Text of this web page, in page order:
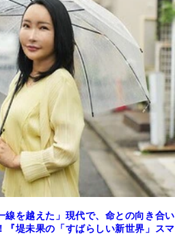
線を越えた」現代で、命との向き合い
『堤未果の「すばらしい新世界」スマ